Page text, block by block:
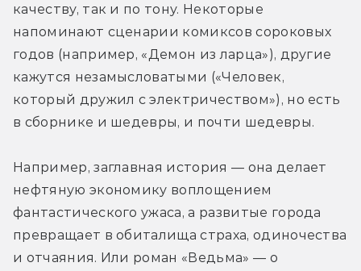
качеству, так и по тону. Некоторые
напоминают сценарии комиксов сороковых
годов (например, «Демон из ларца»), другие
кажутся незамысловатыми («Человек,
который дружил с электричеством»), но есть
в сборнике и шедевры, и почти шедевры.
Например, заглавная история — она делает
нефтяную экономику воплощением
фантастического ужаса, а развитые города
превращает в обиталища страха, одиночества
и отчаяния. Или роман «Ведьма» — о